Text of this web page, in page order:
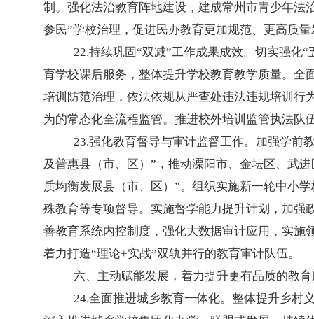
制。强化法治教育阵地建设，建成常州市青少年
参民”学校治理，促进民办教育更加规范、更高质
22.持续巩固“双减”工作成果成效。切实强化
育学校课后服务，整体提升学校教育教学质量。全
培训防范治理，依法依规从严查处违法违规培训
为的常态化全流程监管。推进校外培训监管执法
23.强化教育督导与审计监督工作。加强学前
及普惠县（市、区）”，推动溧阳市、金坛区、武
质均衡发展县（市、区）”。组织实施新一轮中小
殊教育等专项督导。实施督学能力提升计划，加
善教育系统内控制度，强化大数据审计应用，实
着力打造“理论+实战”双轨并行的教育审计队伍。
六、主动赋能发展，着力提升更有品质的教
24.全面推进城乡教育一体化。整体提升乡村